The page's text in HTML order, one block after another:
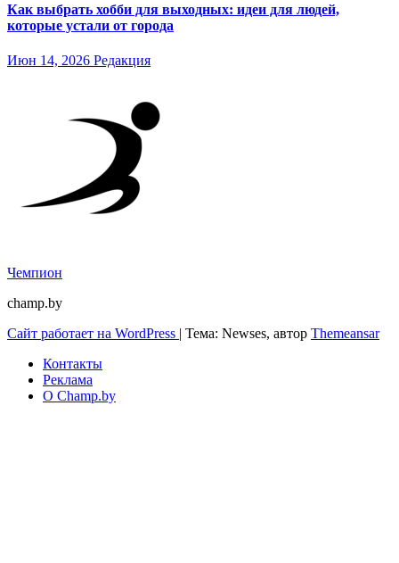
Как выбрать хобби для выходных: идеи для людей,
которые устали от города
Июн 14, 2026 Редакция
Чемпион
champ.by
Сайт работает на WordPress | Тема: Newses, автор Themeansar
Контакты
Реклама
О Champ.by